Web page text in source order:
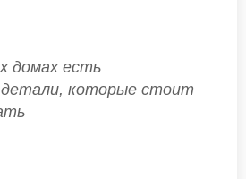
домах есть
которые стоит